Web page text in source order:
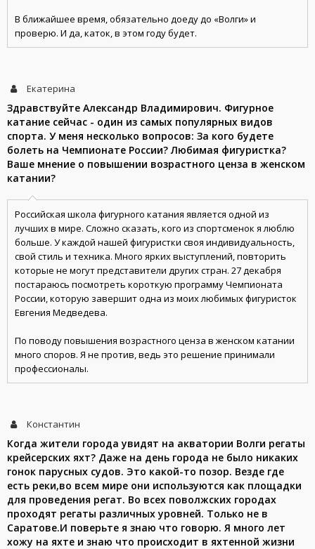
В ближайшее время, обязательно доеду до «Волги» и
проверю. И да, каток, в этом году будет.
Екатерина
Здравствуйте Александр Владимирович. Фигурное
катание сейчас - один из самых популярных видов
спорта. У меня несколько вопросов: За кого будете
болеть на Чемпионате России? Любимая фигуристка?
Ваше мнение о повышении возрастного ценза в женском
катании?
Российская школа фигурного катания является одной из
лучших в мире. Сложно сказать, кого из спортсменок я люблю
больше. У каждой нашей фигуристки своя индивидуальность,
свой стиль и техника. Много ярких выступлений, повторить
которые не могут представители других стран. 27 декабря
постараюсь посмотреть короткую программу Чемпионата
России, которую завершит одна из моих любимых фигуристок
Евгения Медведева.
По поводу повышения возрастного ценза в женском катании
много споров. Я не против, ведь это решение принимали
профессионалы.
Константин
Когда жители города увидят на акватории Волги регаты
крейсерских яхт? Даже на день города не было никаких
гонок парусных судов. Это какой-то позор. Везде где
есть реки,во всем мире они используются как площадки
для проведения регат. Во всех поволжских городах
проходят регаты различных уровней. Только не в
Саратове.И поверьте я знаю что говорю. Я много лет
хожу на яхте и знаю что происходит в яхтенной жизни